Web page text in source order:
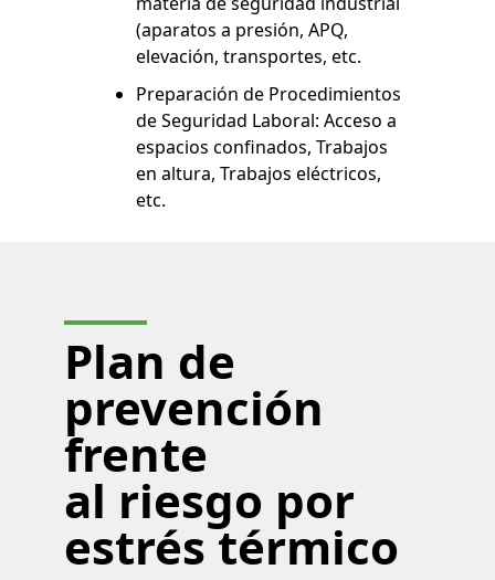
(aparatos a presión, APQ,
elevación, transportes, etc.
Preparación de Procedimientos
de Seguridad Laboral: Acceso a
espacios confinados, Trabajos
en altura, Trabajos eléctricos,
etc.
Plan de
prevención
frente
al riesgo por
estrés térmico